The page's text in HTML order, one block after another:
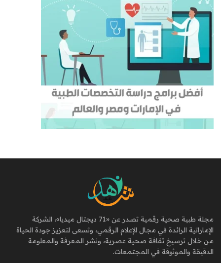
مجلة طبية صحية رقمية تصدر عن «71 ديجتال ميديا»، الشركة
الإماراتية الرائدة في مجال الإعلام الرقمي، وتسعى لتعزيز جودة الحياة
من خلال ترسيخ ثقافة صحية عصرية، ونشر المعرفة والمعلومة
الدقيقة والموثوقة في المجتمعات.